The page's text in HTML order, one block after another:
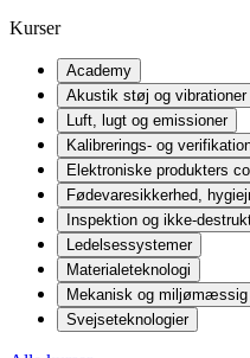
Kurser
Academy
Akustik støj og vibrationer
Luft, lugt og emissioner
Kalibrerings- og
Elektroniske produkters
Fødevaresikkerhed,
Inspektion og ikke-
Ledelsessystemer
Materialeteknologi
Mekanisk og
Svejseteknologier